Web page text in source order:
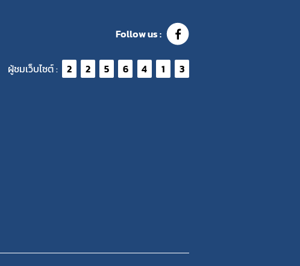
Follow us :
ผู้ชมเว็บไซต์ : 2 2 5 6 4 1 3